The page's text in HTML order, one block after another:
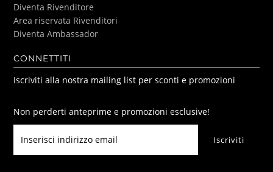
Diventa Rivenditore
Area riservata Rivenditori
Diventa Ambassador
CONNETTITI
Iscriviti alla nostra mailing list per sconti e promozioni
Non perderti anteprime e promozioni esclusive!